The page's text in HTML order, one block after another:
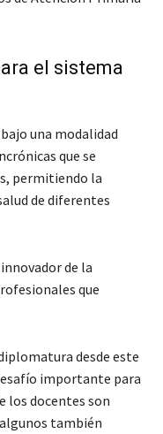
el sistema
una modalidad
que se
permitiendo la
de diferentes
de la
que
desde este
importante para
los docentes son
también